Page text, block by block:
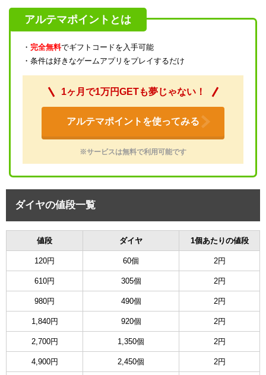
アルテマポイントとは
・ 完全無料でギフトコードを入手可能
・条件は好きなゲームアプリをプレイするだけ
1ヶ月で1万円GETも夢じゃない！
アルテマポイントを使ってみる
※サービスは無料で利用可能です
ダイヤの値段一覧
値段 ダイヤ 1個あたりの値段
120円 60個 2円
610円 305個 2円
980円 490個 2円
1,840円 920個 2円
2,700円 1,350個 2円
4,900円 2,450個 2円